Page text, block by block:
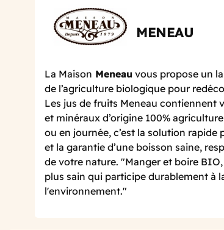
MENEAU
La Maison Meneau vous propose un
de l’agriculture biologique pour
Les jus de fruits Meneau contiennent
et minéraux d’origine 100%
ou en journée, c’est la solution rapide
et la garantie d’une boisson saine,
de votre nature. "Manger et boire
plus sain qui participe durablement à
l'environnement."